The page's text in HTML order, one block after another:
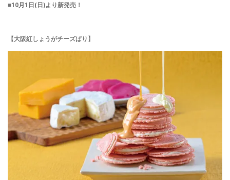
■10月1日(日)より新発売！
【大阪紅しょうがチーズぱり】